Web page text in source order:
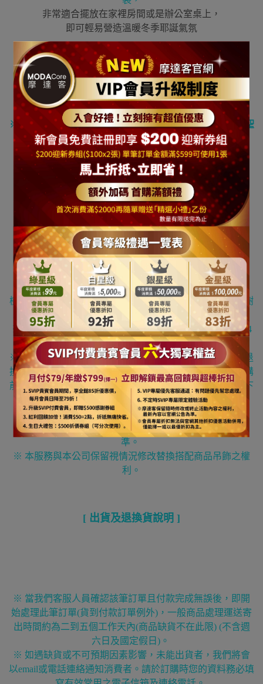
非常適合擺放在家裡房間或是辦公室桌上，
即可輕易營造溫暖冬季耶誕氣氛
產品規格與注意事項]
※商品尺寸:一尺高 聖誕樹 / 底部直徑約為 18 cm
※本商品包括一株1尺聖誕樹與如圖搭配之全套吊飾
不含聖
誕燈 )
※出貨時商品已裝飾好-出貨免組裝，收到後，
只要把運送過程中被壓縮的枝幹飾品重新平均展開即可※
※若要加聖誕燈建議加購本店所販售之燈串一串即可
※請注意尺(呎) 乃一般聖誕樹業界的高度單位，一尺約
30cm，其一般高度定義為從底座底部地上一直到樹頂星的
樹藤向上全部拉直到最頂部的垂直高度，有可能因為放置樹
頂星或頂部樹藤沒有向上拉直而導致高度的減少。
※商品可能會因實際某些因素產生些許誤差，誤差值在2~4
公分上下為合理範圍。
※我們工作人員皆辛苦努力地為您的訂單服務，為避免因退
換貨浪費來回時間與造成物流費用等資源損失與浪費，訂購
前請務必謹慎思考您需要的規格尺寸，請務必確認後方才下
單。
※ 商品可能因拍攝或是您的螢幕狀況或所處地方光線不同
產生視覺色差，圖片僅供參考，商品依實際供貨樣式為
準。
※ 本服務與本公司保留視情況修改替換搭配商品吊飾之權
利。
[ 出貨及退換貨說明 ]
※ 當我們客服人員確認該筆訂單且付款完成無誤後，即開
始處理此筆訂單(貨到付款訂單例外) ，一般商品處理運送寄
出時間約為二到五個工作天內(商品缺貨不在此限) (不含週
六日及國定假日 )。
※ 如遇缺貨或不可預期因素影響，未能出貨者，我們將會
以email或電話連絡通知消費者。請於訂購時您的資料務必填